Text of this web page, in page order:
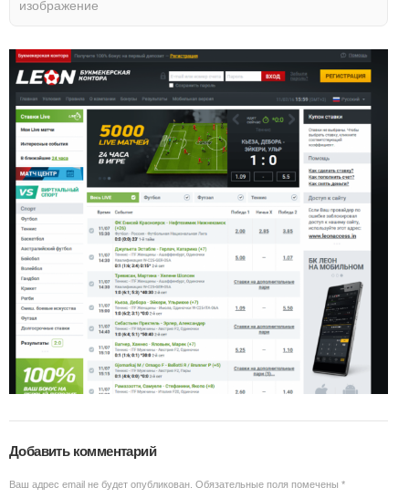
изображение
Добавить комментарий
Ваш адрес email не будет опубликован. Обязательные поля помечены *